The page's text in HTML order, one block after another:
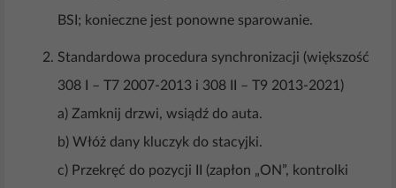
BSI; konieczne jest ponowne sparowanie.
Standardowa procedura synchronizacji (większość
308 I – T7 2007-2013 i 308 II – T9 2013-2021)
a) Zamknij drzwi, wsiądź do auta.
b) Włóż dany kluczyk do stacyjki.
c) Przekręć do pozycji II (zapłon „ON”, kontrolki